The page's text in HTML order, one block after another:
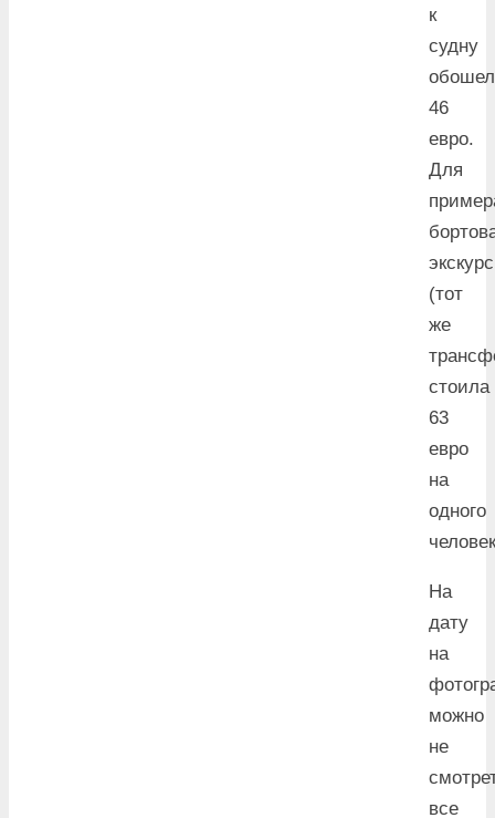
к
судну
46
евро.
Для
(тот
же
стоила
63
евро
на
одного
На
дату
на
можно
не
все